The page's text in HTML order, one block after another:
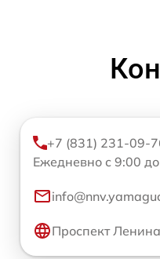
+7 (831) 231-09-
Ежедневно с 9:00
Проспект